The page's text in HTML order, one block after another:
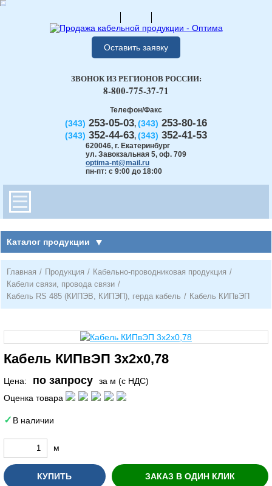
Оставить заявку
Телефон/Факс
(343) 253-05-03, (343) 253-80-16
(343) 352-44-63, (343) 352-41-53
620046, г. Екатеринбург
ул. Завокзальная 5, оф. 709
optima-nt@mail.ru
пн-пт: с 9:00 до 18:00
ЗВОНОК ИЗ РЕГИОНОВ РОССИИ:
8-800-775-37-71
Каталог продукции
Главная / Продукция / Кабельно-проводниковая продукция /
Кабели связи, провода связи /
Кабель RS 485 (КИПЭВ, КИПЭП), герда кабель / Кабель КИПвЭП
Кабель КИПвЭП 3х2х0,78
Цена: по запросу
за м (с НДС)
Оценка товара
В наличии
м
КУПИТЬ ЗАКАЗ В ОДИН КЛИК